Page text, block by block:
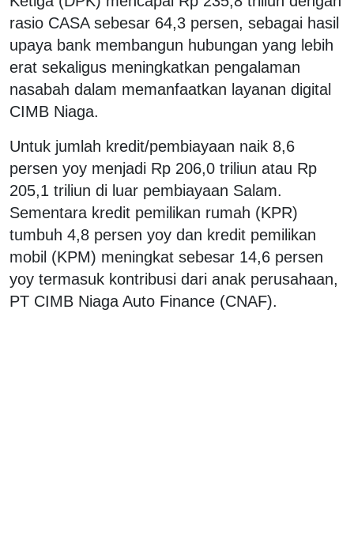
rasio CASA sebesar 64,3 persen, sebagai hasil
upaya bank membangun hubungan yang lebih
erat sekaligus meningkatkan pengalaman
nasabah dalam memanfaatkan layanan digital
CIMB Niaga.
Untuk jumlah kredit/pembiayaan naik 8,6
persen yoy menjadi Rp 206,0 triliun atau Rp
205,1 triliun di luar pembiayaan Salam.
Sementara kredit pemilikan rumah (KPR)
tumbuh 4,8 persen yoy dan kredit pemilikan
mobil (KPM) meningkat sebesar 14,6 persen
yoy termasuk kontribusi dari anak perusahaan,
PT CIMB Niaga Auto Finance (CNAF).